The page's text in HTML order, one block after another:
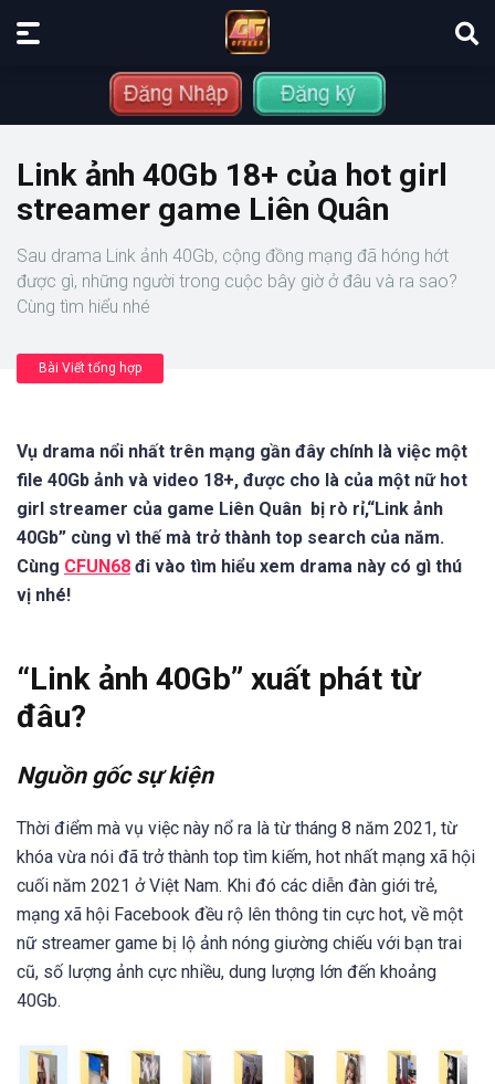
Link ảnh 40Gb 18+ của hot girl
streamer game Liên Quân
Sau drama Link ảnh 40Gb, cộng đồng mạng đã hóng hớt
được gì, những người trong cuộc bây giờ ở đâu và ra sao?
Cùng tìm hiểu nhé
Bài Viết tổng hợp
Vụ drama nổi nhất trên mạng gần đây chính là việc một
file 40Gb ảnh và video 18+, được cho là của một nữ hot
girl streamer của game Liên Quân bị rò rỉ,“Link ảnh
40Gb” cùng vì thế mà trở thành top search của năm.
Cùng CFUN68 đi vào tìm hiểu xem drama này có gì thú
vị nhé!
“Link ảnh 40Gb” xuất phát từ
đâu?
Nguồn gốc sự kiện
Thời điểm mà vụ việc này nổ ra là từ tháng 8 năm 2021, từ
khóa vừa nói đã trở thành top tìm kiếm, hot nhất mạng xã hội
cuối năm 2021 ở Việt Nam. Khi đó các diễn đàn giới trẻ,
mạng xã hội Facebook đều rộ lên thông tin cực hot, về một
nữ streamer game bị lộ ảnh nóng giường chiếu với bạn trai
cũ, số lượng ảnh cực nhiều, dung lượng lớn đến khoảng
40Gb.